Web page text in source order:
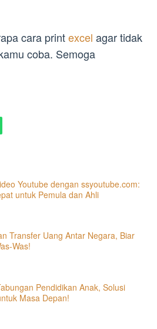
cara printexcel agar tidak
coba. Semoga
Youtube dengan ssyoutube.com:
untuk Pemula dan Ahli
Transfer Uang Antar Negara, Biar
Was!
Pendidikan Anak, Solusi
Masa Depan!